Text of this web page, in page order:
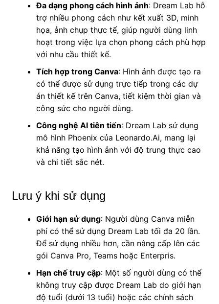
Đa dạng phong cách hình ảnh: Dream Lab hỗ
trợ nhiều phong cách như kết xuất 3D, minh
họa, ảnh chụp thực tế, giúp người dùng linh
hoạt trong việc lựa chọn phong cách phù hợp
với nhu cầu thiết kế.
Tích hợp trong Canva: Hình ảnh được tạo ra
có thể được sử dụng trực tiếp trong các dự
án thiết kế trên Canva, tiết kiệm thời gian và
công sức cho người dùng.
Công nghệ AI tiên tiến: Dream Lab sử dụng
mô hình Phoenix của Leonardo.Ai, mang lại
khả năng tạo hình ảnh với độ trung thực cao
và chi tiết sắc nét.
Lưu ý khi sử dụng
Giới hạn sử dụng: Người dùng Canva miễn
phí có thể sử dụng Dream Lab tối đa 20 lần.
Để sử dụng nhiều hơn, cần nâng cấp lên các
gói Canva Pro, Teams hoặc Enterpris.
Hạn chế truy cập: Một số người dùng có thể
không truy cập được Dream Lab do giới hạn
độ tuổi (dưới 13 tuổi) hoặc các chính sách